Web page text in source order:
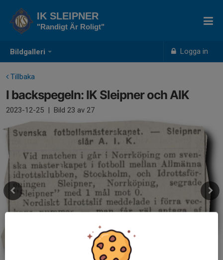
Bildgalleri Logga in
IK SLEIPNER
"Randigt Är Roligt"
Tillbaka
I backspegeln: IK Sleipner och AIK
2023-12-25 | Bild 23 av 27